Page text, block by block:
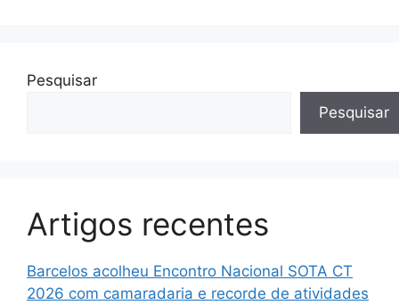
Pesquisar
Pesquisar
Artigos recentes
Barcelos acolheu Encontro Nacional SOTA CT
2026 com camaradaria e recorde de atividades